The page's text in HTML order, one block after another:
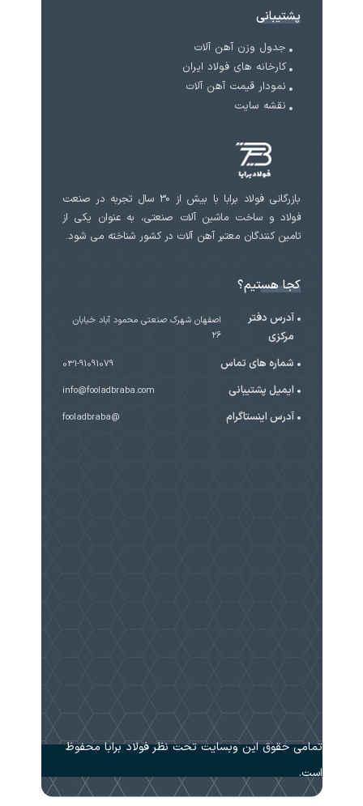
پشتیبانی
جدول وزن آهن آلات
کارخانه های فولاد ایران
نمودار قیمت آهن آلات
نقشه سایت
بازرگانی فولاد برابا با بیش از 30 سال تجربه در صنعت
فولاد و ساخت ماشین آلات صنعتی، به عنوان یکی از
تامین کنندگان معتبر آهن آلات در کشور شناخته می شود.
کجا هستیم؟
آدرس دفتر
مرکزی
اصفهان شهرک صنعتی محمود آباد خیابان
۲۶
شماره های تماس 031-91091079
ایمیل پشتیبانی info@fooladbraba.com
آدرس اینستاگرام @fooladbraba
تمامی حقوق این وبسایت تحت نظر فولاد برابا محفوظ
است.